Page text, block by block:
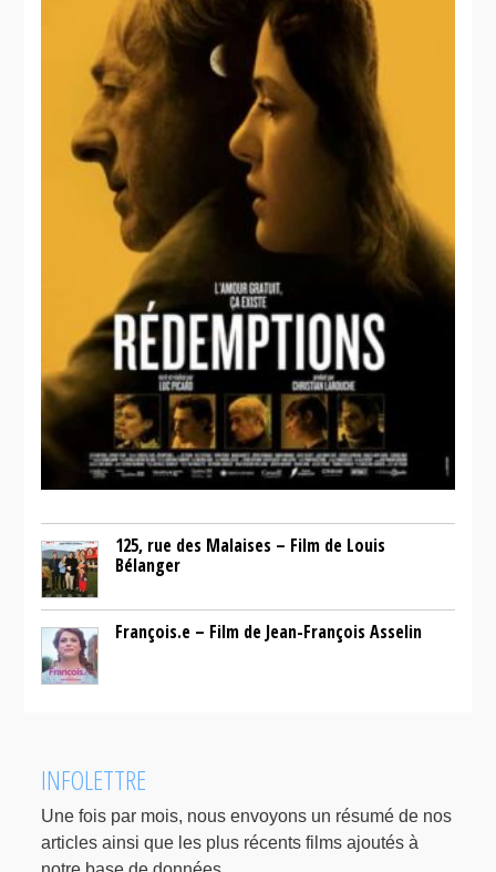
125, rue des Malaises – Film de Louis
Bélanger
François.e – Film de Jean-François Asselin
INFOLETTRE
Une fois par mois, nous envoyons un résumé de nos
articles ainsi que les plus récents films ajoutés à